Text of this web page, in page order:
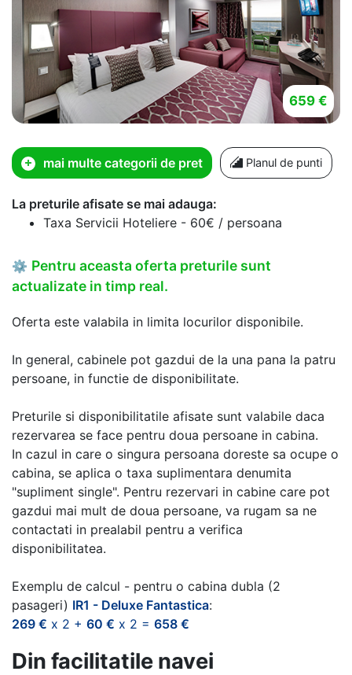
659 €
mai multe categorii de pret Planul de punti
La preturile afisate se mai adauga:
Taxa Servicii Hoteliere - 60€ / persoana
⚙ Pentru aceasta oferta preturile sunt
actualizate in timp real.
Oferta este valabila in limita locurilor disponibile.
In general, cabinele pot gazdui de la una pana la patru
persoane, in functie de disponibilitate.
Preturile si disponibilitatile afisate sunt valabile daca
rezervarea se face pentru doua persoane in cabina.
In cazul in care o singura persoana doreste sa ocupe o
cabina, se aplica o taxa suplimentara denumita
"supliment single". Pentru rezervari in cabine care pot
gazdui mai mult de doua persoane, va rugam sa ne
contactati in prealabil pentru a verifica
disponibilitatea.
Exemplu de calcul - pentru o cabina dubla (2
pasageri) IR1 - Deluxe Fantastica:
269 € x 2 + 60 € x 2 = 658 €
Din facilitatile navei